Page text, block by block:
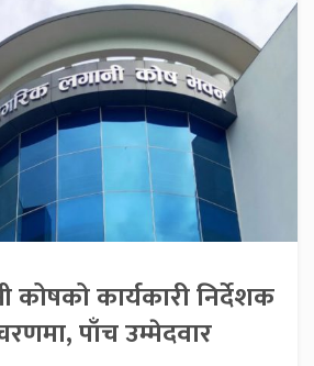
कोषको कार्यकारी निर्देशक
पाँच उम्मेदवार